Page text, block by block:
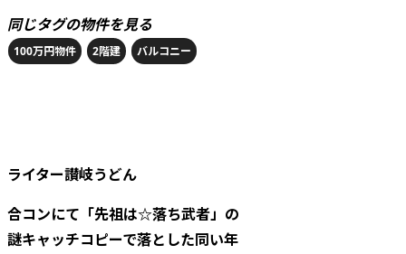
同じタグの物件を見る
100万円物件 2階建 バルコニー
ライター讃岐うどん
合コンにて「先祖は☆落ち武者」の
謎キャッチコピーで落とした同い年